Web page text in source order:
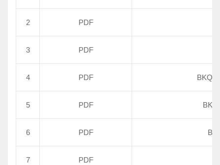
2 PDF
3 PDF
4 PDF BKQ
5 PDF
6 PDF
7 PDF